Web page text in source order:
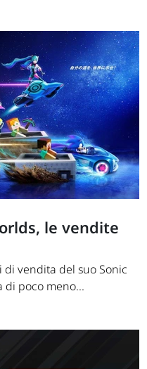
le vendite
vendita del suo Sonic
di poco meno...